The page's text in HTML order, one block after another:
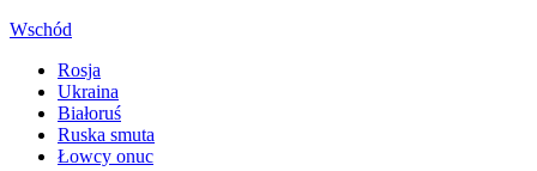
Wschód
Rosja
Ukraina
Białoruś
Ruska smuta
Łowcy onuc